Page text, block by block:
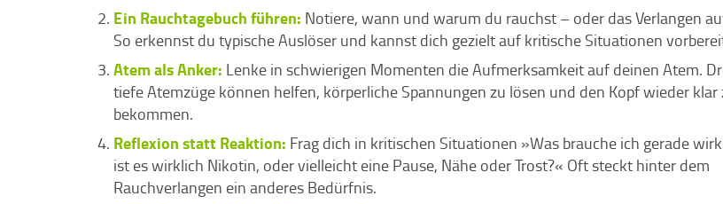
Ein Rauchtagebuch führen: Notiere, wann und warum du rauchst – oder das Verlangen
So erkennst du typische Auslöser und kannst dich gezielt auf kritische Situationen
Atem als Anker: Lenke in schwierigen Momenten die Aufmerksamkeit auf deinen Atem.
tiefe Atemzüge können helfen, körperliche Spannungen zu lösen und den Kopf wieder klar
bekommen.
Reflexion statt Reaktion: Frag dich in kritischen Situationen »Was brauche ich gerade
ist es wirklich Nikotin, oder vielleicht eine Pause, Nähe oder Trost?« Oft steckt hinter dem
Rauchverlangen ein anderes Bedürfnis.